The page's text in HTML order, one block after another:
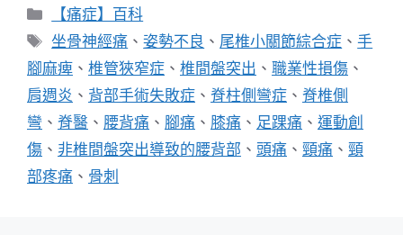
分
類
【痛症】百科
標
籤
坐骨神經痛 、姿勢不良 、 尾椎小關節綜合症 、手
腳麻痺 、 椎管狹窄症 、 椎間盤突出 、 職業性損傷 、
肩週炎 、 背部手術失敗症 、 脊柱側彎症 、 脊椎側
彎 、 脊醫 、 腰背痛 、 腳痛 、 膝痛 、 足踝痛 、 運動創
傷 、 非椎間盤突出導致的腰背部 、 頭痛 、 頸痛 、 頸
部疼痛 、 骨刺